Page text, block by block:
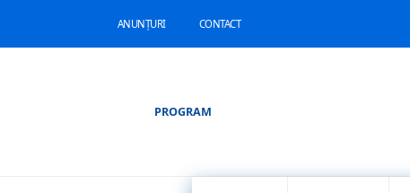
ANUNȚURI CONTACT
PROGRAM